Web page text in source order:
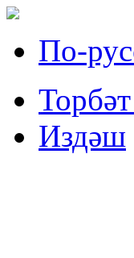
По-
Издəш